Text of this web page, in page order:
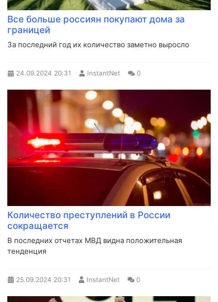
Все больше россиян покупают дома за
границей
За последний год их количество заметно выросло
24.09.2024 20:31 InstantNet 0
Количество преступлений в России
сокращается
В последних отчетах МВД видна положительная
тенденция
25.09.2024 20:31 InstantNet 0